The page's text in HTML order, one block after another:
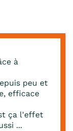
à
peu et
efficace
ça l'effet
...